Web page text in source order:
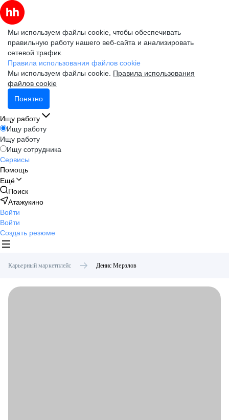
Мы используем файлы cookie, чтобы обеспечивать
правильную работу нашего веб-сайта и анализировать
сетевой трафик.
Правила использования файлов cookie
Мы используем файлы cookie. Правила использования
файлов cookie
Понятно
Ищу работу
Ищу работу
Ищу работу
Ищу сотрудника
Сервисы
Помощь
Ещё
Поиск
Атажукино
Войти
Войти
Создать резюме
Карьерный маркетплейс Денис Мерзлов